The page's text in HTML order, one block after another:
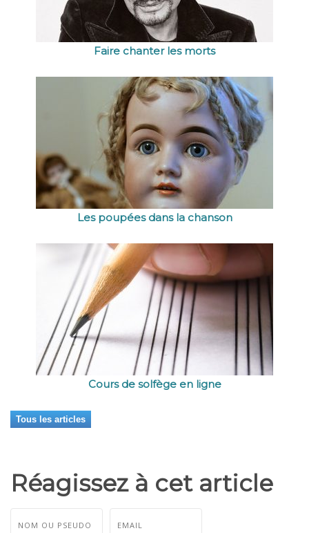
Faire chanter les morts
Les poupées dans la chanson
Cours de solfège en ligne
Tous les articles
Réagissez à cet article